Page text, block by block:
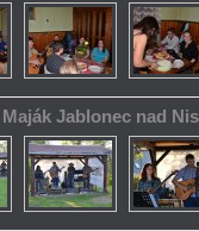
Maják Jablonec nad